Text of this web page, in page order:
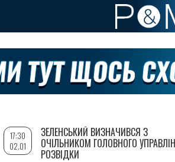
17:30
02.01
ЗЕЛЕНСЬКИЙ ВИЗНАЧИВСЯ З
ОЧІЛЬНИКОМ ГОЛОВНОГО
РОЗВІДКИ